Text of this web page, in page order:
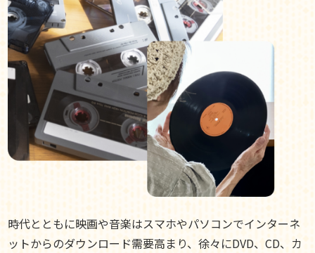
時代とともに映画や音楽はスマホやパソコンでインターネ
ットからのダウンロード需要高まり、徐々にDVD、CD、カ